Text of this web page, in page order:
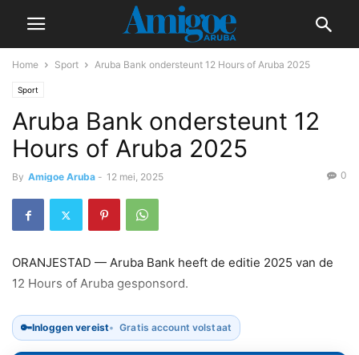
Home Sport Aruba Bank ondersteunt 12 Hours of Aruba 2025
Sport
Aruba Bank ondersteunt 12
Hours of Aruba 2025
By Amigoe Aruba - 12 mei, 2025 0
ORANJESTAD — Aruba Bank heeft de editie 2025 van de
12 Hours of Aruba gesponsord.
🔑Inloggen vereist Gratis account volstaat